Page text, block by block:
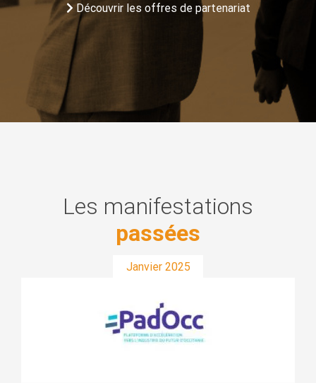
Découvrir les offres de partenariat
Les manifestations
passées
Janvier 2025